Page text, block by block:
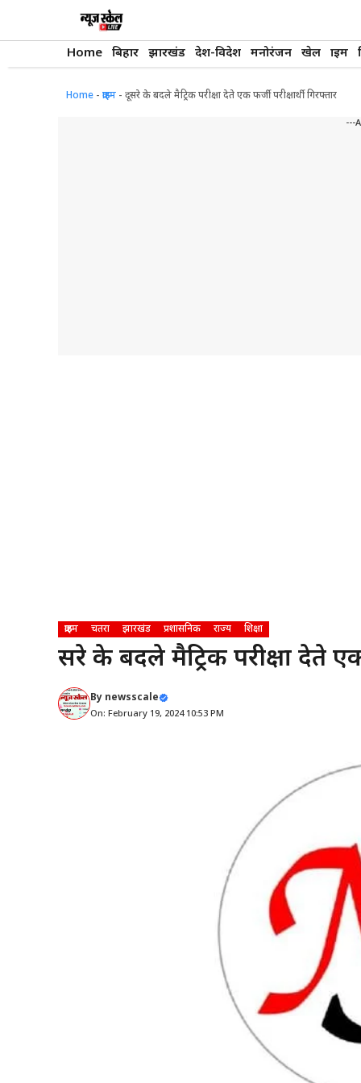
Home बिहार झारखंड देश-विदेश मनोरंजन खेल क्राइम
Home - क्राइम - दूसरे के बदले मैट्रिक परीक्षा देते एक फर्जी परीक्षार्थी गिरफ्तार
---
क्राइम चतरा झारखंड प्रशासनिक राज्य शिक्षा
दूसरे के बदले मैट्रिक परीक्षा देते एक
By newsscale
On: February 19, 2024 10:53 PM